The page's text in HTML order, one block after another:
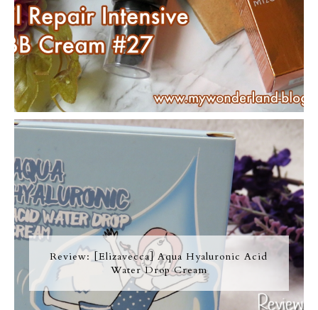
Review: [Elizavecca] Aqua Hyaluronic Acid
Water Drop Cream